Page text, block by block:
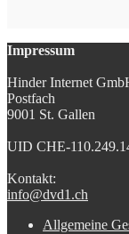
Impressum
Hinder Internet
Postfach
9001 St. Gallen
UID CHE-
Kontakt:
info@dvd1.ch
Allgemeine